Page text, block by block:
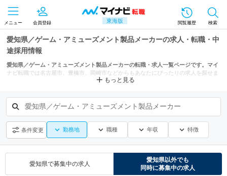
東海版
メニュー 会員登録 閲覧履歴 検索
愛知県／ゲーム・アミューズメント製品メーカーの求人・転職・中
途採用情報
愛知県／ゲーム・アミューズメント製品メーカーの転職・求人一覧ページです。マイ
ナビ転職では名古屋市、豊橋市、岡崎市などからもあなたにぴったりの求人を探せま
もっと見る
愛知県／ゲーム・アミューズメント製品メーカー
条件変更 勤務地 職種 年収 特徴
愛知県で募集中の求人
愛知県以外でも
同時に募集中の求人